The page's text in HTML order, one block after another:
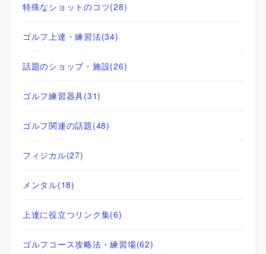
特殊なショットのコツ(28)
ゴルフ上達・練習法(34)
話題のショップ・施設(26)
ゴルフ練習器具(31)
ゴルフ関連の話題(48)
フィジカル(27)
メンタル(18)
上達に役立つリンク集(6)
ゴルフコース攻略法・練習場(62)